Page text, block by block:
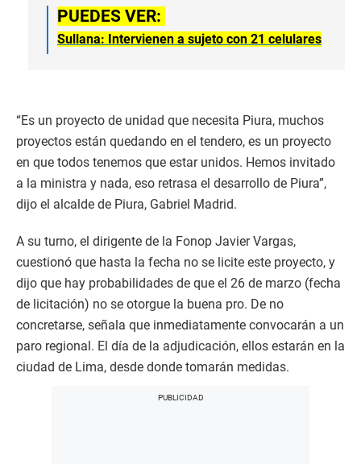
PUEDES VER:
Sullana: Intervienen a sujeto con 21 celulares
“Es un proyecto de unidad que necesita Piura, muchos
proyectos están quedando en el tendero, es un proyecto
en que todos tenemos que estar unidos. Hemos invitado
a la ministra y nada, eso retrasa el desarrollo de Piura”,
dijo el alcalde de Piura, Gabriel Madrid.
A su turno, el dirigente de la Fonop Javier Vargas,
cuestionó que hasta la fecha no se licite este proyecto, y
dijo que hay probabilidades de que el 26 de marzo (fecha
de licitación) no se otorgue la buena pro. De no
concretarse, señala que inmediatamente convocarán a un
paro regional. El día de la adjudicación, ellos estarán en la
ciudad de Lima, desde donde tomarán medidas.